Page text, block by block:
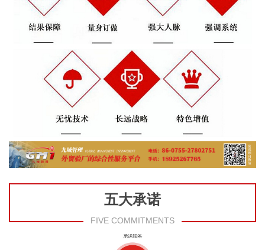
五大承诺
FIVE COMMITMENTS